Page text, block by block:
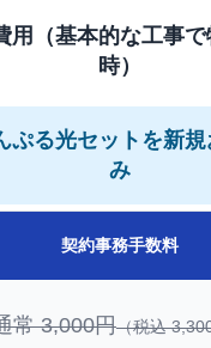
用（基本的な工事で
時）
ぷる光セットを新
み
契約事務手数料
常 3,000円（税込